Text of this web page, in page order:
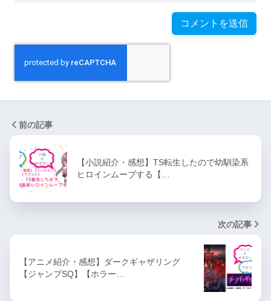
前の記事
【小説紹介・感想】TS転生したので幼馴染系
ヒロインムーブする【…
次の記事
【アニメ紹介・感想】ダークギャザリング
【ジャンプSQ】【ホラー…